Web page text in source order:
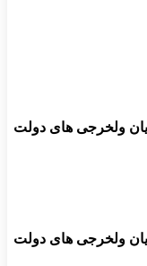
ولخرجی های دولت
ولخرجی های دولت